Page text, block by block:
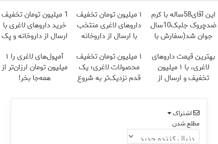
این آقای58ساله با کرم
ضدچروک جلبک10سال
جوان شد(سفارش با
۱ میلیون تومان تخفیف
داروهای لاغری منتخب
با ارسال از داروخانه
1 میلیون تومان تخفیف
خرید داروهای لاغری با
ارسال از داروخانه و پک
بهترین قیمت داروهای
لاغری، با ۱ میلیون
تخفیف و ارسال از
۱ میلیون تومان تخفیف
محصولات لاغری؛ یک
قدم نزدیک‌تر به شروع
آمپول‌های لاغری را ۱
میلیون تومان ارزان‌تر از
همه‌جا بخر!
اشتراک
مطلع شدن